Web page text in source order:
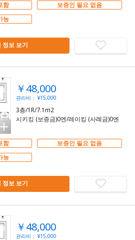
함
보증인 필요 없음
능
정보 보기
￥48,000
관리비： ¥15,000
3층/1R/7.1m2
시키킹 (보증금)0엔/레이킹 (사례금)0엔
함
보증인 필요 없음
능
정보 보기
￥48,000
관리비： ¥15,000